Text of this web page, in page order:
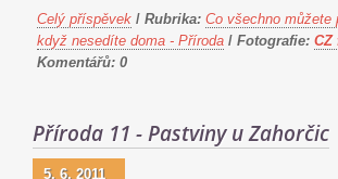
Celý příspěvek / Rubrika: Co všechno můžete
když nesedíte doma - Příroda / Fotografie: CZ
Komentářů: 0
Příroda 11 - Pastviny u Zahorčic
5. 6. 2011